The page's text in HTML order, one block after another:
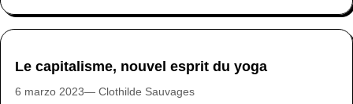
Entre les pro et les anti, le nucléaire cristallise les tensions. Mais
que nous apprennent plus de soixante-dix années de
Tchernobyl et Fukushima ? Le physicien Harry Bernas propose
quelques éclairages.
Le capitalisme, nouvel esprit du yoga
6 marzo 2023 Clothilde Sauvages